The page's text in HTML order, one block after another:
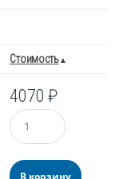
Стоимость
4070₽
Количество
В корзину